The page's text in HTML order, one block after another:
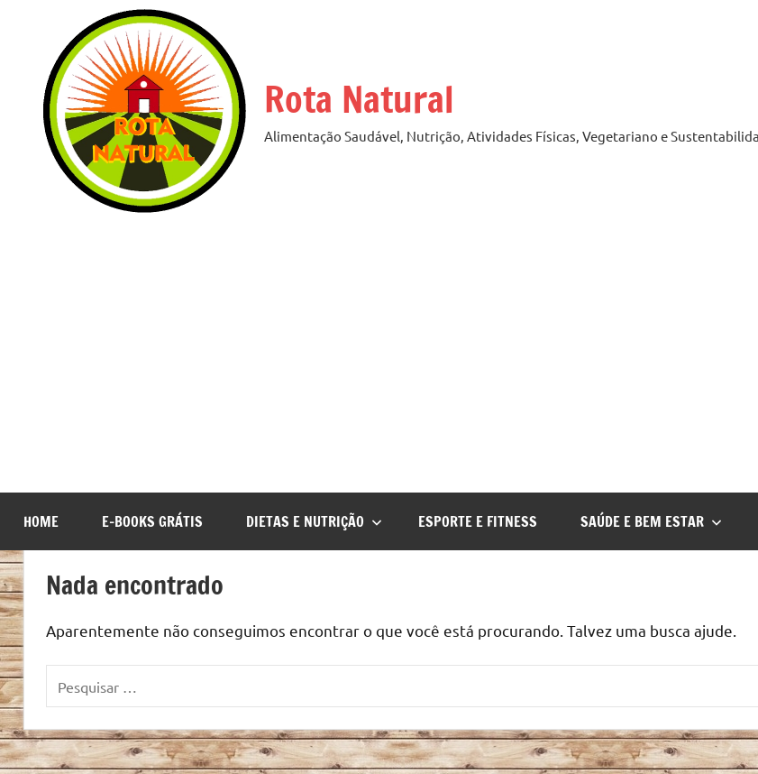
conteúdo
Rota Natural
Alimentação Saudável, Nutrição, Atividades Físicas, Vegetariano e
HOME E-BOOKS GRÁTIS DIETAS E NUTRIÇÃO ESPORTE E FITNESS SAÚDE E BEM ESTAR
Nada encontrado
Aparentemente não conseguimos encontrar o que você está procurando. Talvez uma busca ajude.
Pesquisar
por: